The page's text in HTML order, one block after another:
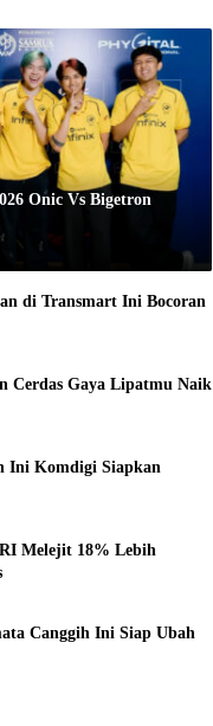
Onic Vs Bigetron
di Transmart Ini Bocoran
Cerdas Gaya Lipatmu Naik
Ini Komdigi Siapkan
Melejit 18% Lebih
Canggih Ini Siap Ubah